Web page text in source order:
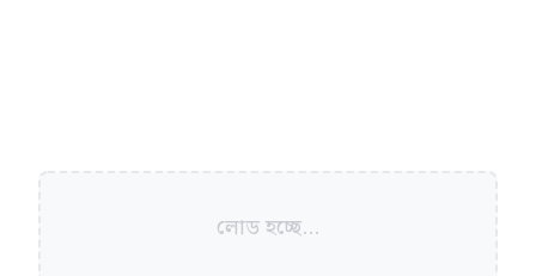
লোড হচ্ছে...